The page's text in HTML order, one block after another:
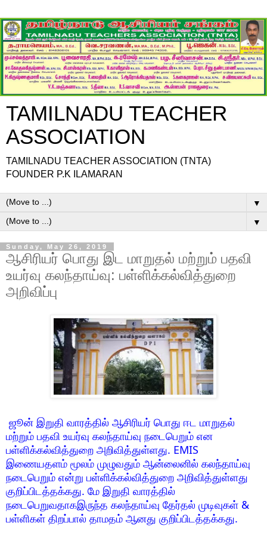
TAMILNADU TEACHER
ASSOCIATION
TAMILNADU TEACHER ASSOCIATION (TNTA)
FOUNDER P.K ILAMARAN
▼
▼
Sunday, May 26, 2019
ஆசிரியர் பொது இட மாறுதல் மற்றும் பதவி
உயர்வு கலந்தாய்வு: பள்ளிக்கல்வித்துறை
அறிவிப்பு
ஜூன் இறுதி வாரத்தில் ஆசிரியர் பொது ஈட மாறுதல்
மற்றும் பதவி உயர்வு கலந்தாய்வு நடைபெறும் என
பள்ளிக்கல்வித்துறை அறிவித்துள்ளது. EMIS
இணையதளம் மூலம் முழுவதும் ஆன்லைனில் கலந்தாய்வு
நடைபெறும் என்று பள்ளிக்கல்வித்துறை அறிவித்துள்ளது
குறிப்பிடத்தக்கது. மே இறுதி வாரத்தில்
நடைபெறுவதாகஇருந்த கலந்தாய்வு தேர்தல் முடிவுகள் &
பள்ளிகள் திறப்பால் தாமதம் ஆனது குறிப்பிடத்தக்கது.